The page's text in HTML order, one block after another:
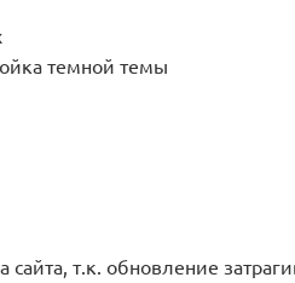
темной темы
т.к. обновление